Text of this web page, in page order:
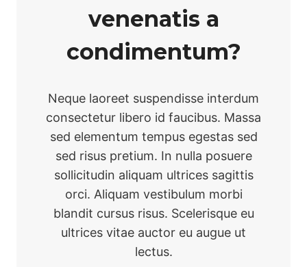
venenatis a
condimentum?
Neque laoreet suspendisse interdum
consectetur libero id faucibus. Massa
sed elementum tempus egestas sed
sed risus pretium. In nulla posuere
sollicitudin aliquam ultrices sagittis
orci. Aliquam vestibulum morbi
blandit cursus risus. Scelerisque eu
ultrices vitae auctor eu augue ut
lectus.